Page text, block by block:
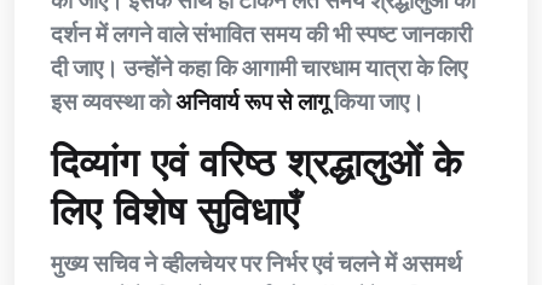
दर्शन में लगने वाले संभावित समय की भी स्पष्ट जानकारी
दी जाए। उन्होंने कहा कि आगामी चारधाम यात्रा के लिए
इस व्यवस्था कोअनिवार्य रूप से लागूकिया जाए।
दिव्यांग एवं वरिष्ठ श्रद्धालुओं के
लिए विशेष सुविधाएँ
मुख्य सचिव ने व्हीलचेयर पर निर्भर एवं चलने में असमर्थ